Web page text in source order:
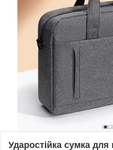
Ударостійка сумка для